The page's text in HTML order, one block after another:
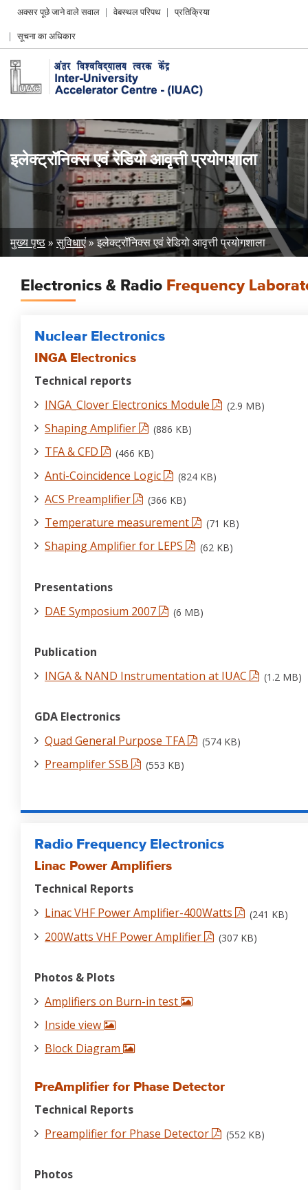
Header
menu
अक्सर पूछे जाने वाले सवाल वेबस्थल परिपथ
प्रतिक्रिया
सूचना का अधिकार
इलेक्ट्रॉनिक्स एवं रेडियो आवृत्ती प्रयोगशाला
Breadcrumb
मुख्य पृष्ठ सुविधाएं इलेक्ट्रॉनिक्स एवं रेडियो आवृत्ती प्रयोगशाला
Electronics & Radio Frequency
Nuclear Electronics
INGA Electronics
Technical reports
INGA_Clover Electronics Module
(2.9 MB)
Shaping Amplifier (886 KB)
TFA & CFD (466 KB)
Anti-Coincidence Logic (824 KB)
ACS Preamplifier (366 KB)
Temperature measurement (71 KB)
Shaping Amplifier for LEPS (62 KB)
Presentations
DAE Symposium 2007
(6 MB)
Publication
INGA & NAND Instrumentation at IUAC
(1.2 MB)
GDA Electronics
Quad General Purpose TFA
(574 KB)
Preamplifer SSB (553 KB)
Radio Frequency Electronics
Linac Power Amplifiers
Technical Reports
Linac VHF Power Amplifier-400Watts
(241 KB)
200Watts VHF Power Amplifier (307 KB)
Photos & Plots
Amplifiers on Burn-in test
Inside view
Block Diagram
PreAmplifier for Phase Detector
Technical Reports
Preamplifier for Phase Detector
(552 KB)
Photos